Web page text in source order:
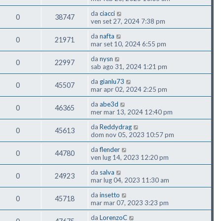
0 38747 da ciacci
ven set 27, 2024 7:38 pm
0 21971 da nafta
mar set 10, 2024 6:55 pm
0 22997 da nysn
sab ago 31, 2024 1:21 pm
0 45507 da gianlu73
mar apr 02, 2024 2:25 pm
0 46365 da abe3d
mer mar 13, 2024 12:40 pm
0 45613 da Reddydrag
dom nov 05, 2023 10:57 pm
0 44780 daflender
ven lug 14, 2023 12:20 pm
0 24923 da salva
mar lug 04, 2023 11:30 am
0 45718 da insetto
mar mar 07, 2023 3:23 pm
da LorenzoC